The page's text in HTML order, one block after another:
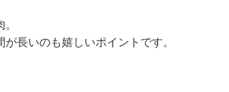
長いのも嬉しいポイントです。